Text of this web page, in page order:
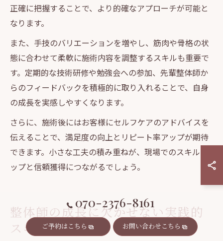
正確に把握することで、より的確なアプローチが可能と
なります。
また、手技のバリエーションを増やし、筋肉や骨格の状
態に合わせて柔軟に施術内容を調整するスキルも重要で
す。定期的な技術研修や勉強会への参加、先輩整体師か
らのフィードバックを積極的に取り入れることで、自身
の成長を実感しやすくなります。
さらに、施術後にはお客様にセルフケアのアドバイスを
伝えることで、満足度の向上とリピート率アップが期待
できます。小さな工夫の積み重ねが、現場でのスキルア
ップと信頼獲得につながるでしょう。
整体師の成長に欠かせない実践的
スキル活用法
070-2376-8161
ご予約はこちら お問い合わせこちら